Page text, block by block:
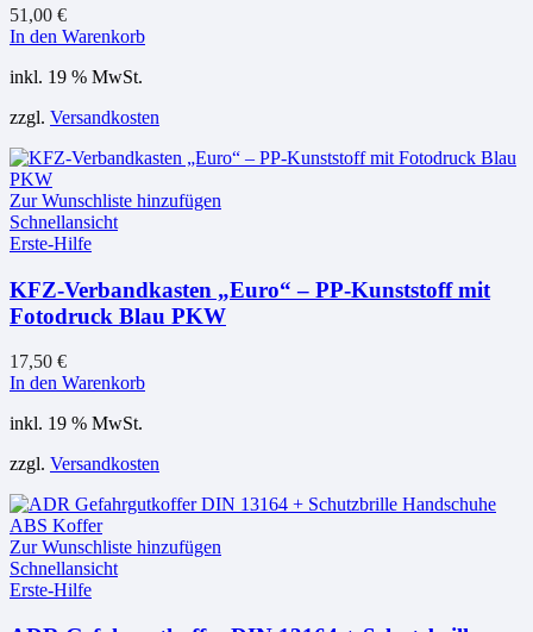
51,00 €
In den Warenkorb
inkl. 19 % MwSt.
zzgl. Versandkosten
Zur Wunschliste hinzufügen
Schnellansicht
Erste-Hilfe
KFZ-Verbandkasten „Euro“ – PP-Kunststoff mit
Fotodruck Blau PKW
17,50 €
In den Warenkorb
inkl. 19 % MwSt.
zzgl. Versandkosten
Zur Wunschliste hinzufügen
Schnellansicht
Erste-Hilfe